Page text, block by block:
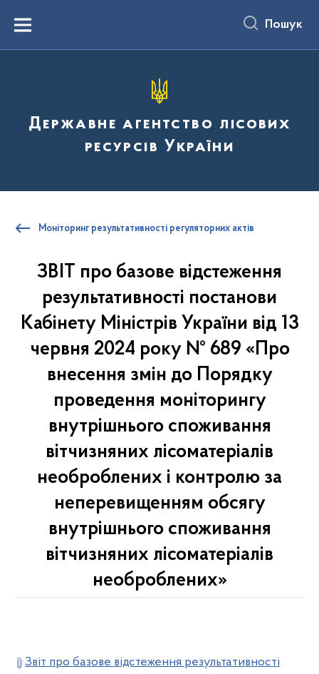
вмістуMenu Пошук
Державне агентство лісових
ресурсів України
Моніторинг результативності регуляторних актів
ЗВІТ про базове відстеження
результативності постанови
Кабінету Міністрів України від 13
червня 2024 року № 689 «Про
внесення змін до Порядку
проведення моніторингу
внутрішнього споживання
вітчизняних лісоматеріалів
необроблених і контролю за
неперевищенням обсягу
внутрішнього споживання
вітчизняних лісоматеріалів
необроблених»
Звіт про базове відстеження результативності